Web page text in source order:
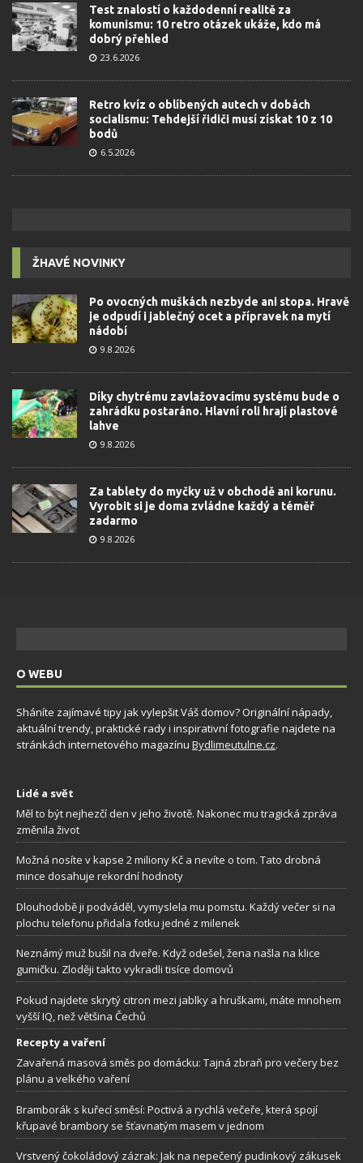
Test znalostí o každodenní realitě za
komunismu: 10 retro otázek ukáže, kdo má
dobrý přehled
23.6.2026
Retro kvíz o oblíbených autech v dobách
socialismu: Tehdejší řidiči musí získat 10 z 10
bodů
6.5.2026
ŽHAVÉ NOVINKY
Po ovocných muškách nezbyde ani stopa. Hravě
je odpudí i jablečný ocet a přípravek na mytí
nádobí
9.8.2026
Díky chytrému zavlažovacímu systému bude o
zahrádku postaráno. Hlavní roli hrají plastové
lahve
9.8.2026
Za tablety do myčky už v obchodě ani korunu.
Vyrobit si je doma zvládne každý a téměř
zadarmo
9.8.2026
O WEBU
Sháníte zajímavé tipy jak vylepšit Váš domov? Originální nápady,
aktuální trendy, praktické rady i inspirativní fotografie najdete na
stránkách internetového magazínu Bydlimeutulne.cz.
Lidé a svět
Měl to být nejhezčí den v jeho životě. Nakonec mu tragická zpráva
změnila život
Možná nosíte v kapse 2 miliony Kč a nevíte o tom. Tato drobná
mince dosahuje rekordní hodnoty
Dlouhodobě ji podváděl, vymyslela mu pomstu. Každý večer si na
plochu telefonu přidala fotku jedné z milenek
Neznámý muž bušil na dveře. Když odešel, žena našla na klice
gumičku. Zloději takto vykradli tisíce domovů
Pokud najdete skrytý citron mezi jablky a hruškami, máte mnohem
vyšší IQ, než většina Čechů
Recepty a vaření
Zavařená masová směs po domácku: Tajná zbraň pro večery bez
plánu a velkého vaření
Bramborák s kuřecí směsí: Poctivá a rychlá večeře, která spojí
křupavé brambory se šťavnatým masem v jednom
Vrstvený čokoládový zázrak: Jak na nepečený pudinkový zákusek